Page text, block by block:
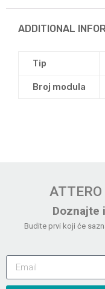
ADDITIONAL
Tip
Broj modula
Doznajte
Budite prvi koji će